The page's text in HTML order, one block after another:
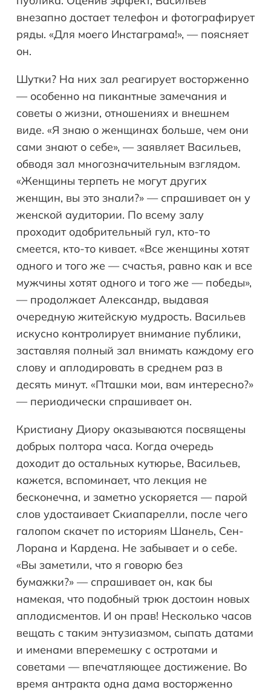
внезапно достает телефон и фотографирует
ряды. «Для моего Инстаграма!», — поясняет
он.
Шутки? На них зал реагирует восторженно
— особенно на пикантные замечания и
советы о жизни, отношениях и внешнем
виде. «Я знаю о женщинах больше, чем они
сами знают о себе», — заявляет Васильев,
обводя зал многозначительным взглядом.
«Женщины терпеть не могут других
женщин, вы это знали?» — спрашивает он у
женской аудитории. По всему залу
проходит одобрительный гул, кто-то
смеется, кто-то кивает. «Все женщины хотят
одного и того же — счастья, равно как и все
мужчины хотят одного и того же — победы»,
— продолжает Александр, выдавая
очередную житейскую мудрость. Васильев
искусно контролирует внимание публики,
заставляя полный зал внимать каждому его
слову и аплодировать в среднем раз в
десять минут. «Пташки мои, вам интересно?»
— периодически спрашивает он.
Кристиану Диору оказываются посвящены
добрых полтора часа. Когда очередь
доходит до остальных кутюрье, Васильев,
кажется, вспоминает, что лекция не
бесконечна, и заметно ускоряется — парой
слов удостаивает Скиапарелли, после чего
галопом скачет по историям Шанель, Сен-
Лорана и Кардена. Не забывает и о себе.
«Вы заметили, что я говорю без
бумажки?» — спрашивает он, как бы
намекая, что подобный трюк достоин новых
аплодисментов. И он прав! Несколько часов
вещать с таким энтузиазмом, сыпать датами
и именами вперемешку с остротами и
советами — впечатляющее достижение. Во
время антракта одна дама восторженно